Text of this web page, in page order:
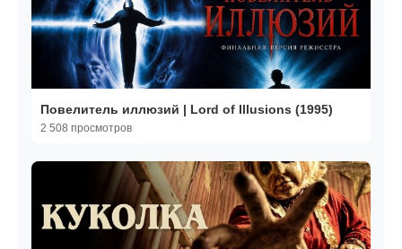
Повелитель иллюзий | Lord of Illusions (1995)
2 508 просмотров